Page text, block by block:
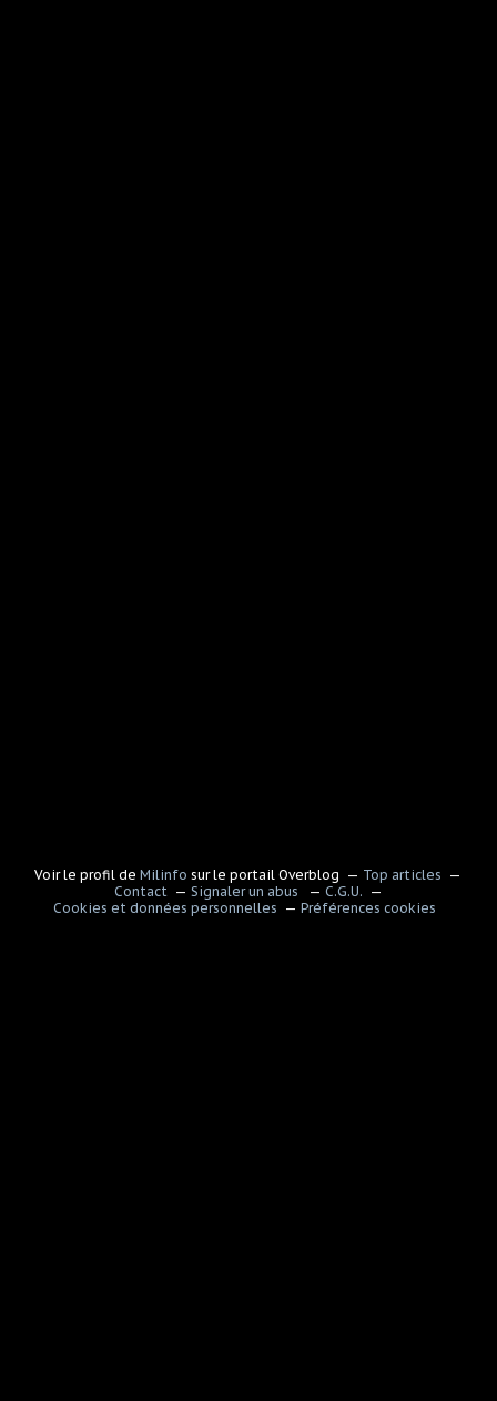
Voir le profil deMilinfo sur le portail Overblog
Top articles
Contact
Signaler un abus
C.G.U.
Cookies et données personnelles
Préférences cookies